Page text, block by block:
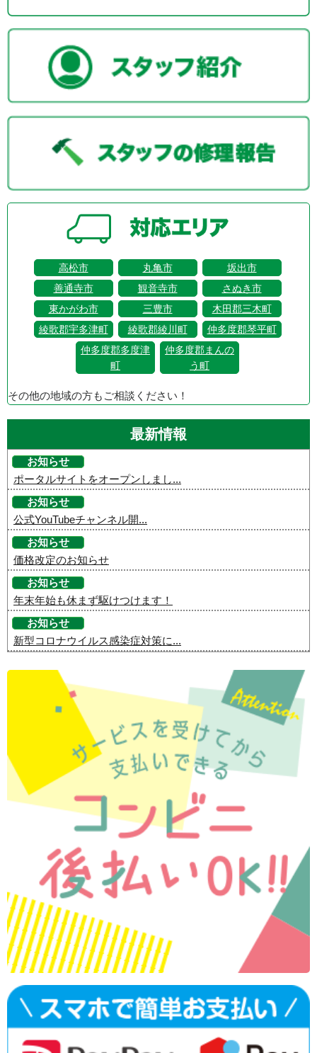
高松市 丸亀市
坂出市
善通寺市
観音寺市
さぬき市
東かがわ市
三豊市
木田郡三木町
綾歌郡宇多津町
綾歌郡綾川町
仲多度郡琴平町
仲多度郡多度津
町
仲多度郡まんの
う町
その他の地域の方もご相談ください！
最新情報
お知らせ
ポータルサイトをオープンしまし...
お知らせ
公式YouTubeチャンネル開...
お知らせ
価格改定のお知らせ
お知らせ
年末年始も休まず駆けつけます！
お知らせ
新型コロナウイルス感染症対策に...